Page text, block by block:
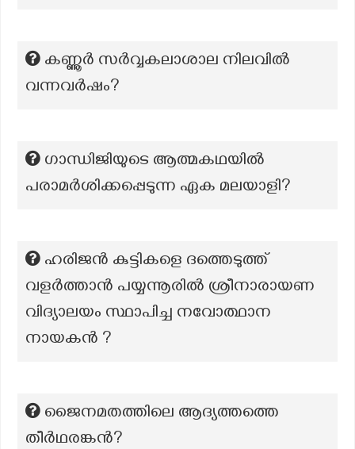
കണ്ണൂർ സർവ്വകലാശാല നിലവിൽ
വന്നവർഷം?
ഗാന്ധിജിയുടെ ആത്മകഥയിൽ
പരാമർശിക്കപ്പെടുന്ന ഏക മലയാളി?
ഹരിജൻ കുട്ടികളെ ദത്തെടുത്ത്
വളർത്താൻ പയ്യന്നൂരിൽ ശ്രീനാരായണ
വിദ്യാലയം സ്ഥാപിച്ച നവോത്ഥാന
നായകൻ ?
ജൈനമതത്തിലെ ആദ്യത്തത്തെ
തീർഥരങ്കൻ?